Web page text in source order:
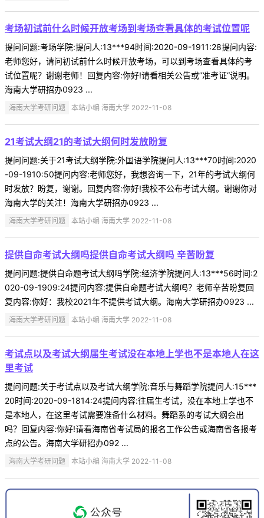
考场初试前什么时候开放考场到考场查看具体的考试位置呢
提问问题:考场学院:提问人:13***94时间:2020-09-1911:28提问内容:
老师您好，请问初试前什么时候开放考场，可以到考场查看具体的考
试位置呢？谢谢老师！回复内容:你好!请看相关公告或”准考证“说明。
海南大学研招办0923 ...
海南大学考研问题 本站小编 海南大学 2022-11-08
21考试大纲21的考试大纲何时发放盼复
提问问题:关于21考试大纲学院:外国语学院提问人:13***70时间:2020
-09-1910:50提问内容:老师您好，我想咨询一下，21年的考试大纲何
时发放？盼复，谢谢。回复内容:你好!我校不公布考试大纲。谢谢你对
海南大学的关注！海南大学研招办0923 ...
海南大学考研问题 本站小编 海南大学 2022-11-08
提供自命考试大纲吗提供自命考试大纲吗 辛苦盼复
提问问题:提供自命题考试大纲吗学院:经济学院提问人:13***56时间:2
020-09-1909:24提问内容:提供自命题考试大纲吗？老师辛苦盼复回
复内容:你好：我校2021年不提供考试大纲。海南大学研招办0923 ...
海南大学考研问题 本站小编 海南大学 2022-11-08
考试点以及考试大纲届生考试没在本地上学也不是本地人在这
里考试
提问问题:关于考试点以及考试大纲学院:音乐与舞蹈学院提问人:15***
20时间:2020-09-1814:24提问内容:往届生考试，没在本地上学也不
是本地人，在这里考试需要准备什么材料。舞蹈系的考试大纲会出
吗？回复内容:你好!请看海南省考试局的报名工作公告或海南省各报考
点的公告。海南大学研招办092 ...
海南大学考研问题 本站小编 海南大学 2022-11-08